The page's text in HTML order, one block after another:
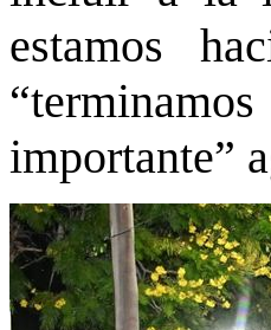
estamos
importante”